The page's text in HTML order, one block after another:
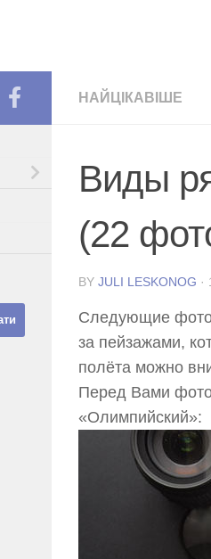
НАЙЦІКАВІШЕ
Виды
(22
BY JULI LESKONOG ·
Следующие
за пейзажами,
полёта можно
Перед Вами
«Олимпийский»: